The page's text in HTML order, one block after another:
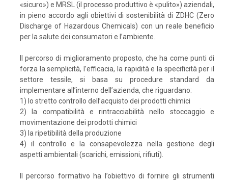
«sicuro») e MRSL (il processo produttivo è «pulito») aziendali,
in pieno accordo agli obiettivi di sostenibilità di ZDHC (Zero
Discharge of Hazardous Chemicals) con un reale beneficio
per la salute dei consumatori e l’ambiente.
Il percorso di miglioramento proposto, che ha come punti di
forza la semplicità, l’efficacia, la rapidità e la specificità per il
settore tessile, si basa su procedure standard da
implementare all’interno dell’azienda, che riguardano:
1) lo stretto controllo dell’acquisto dei prodotti chimici
2) la compatibilità e rintracciabilità nello stoccaggio e
movimentazione dei prodotti chimici
3) la ripetibilità della produzione
4) il controllo e la consapevolezza nella gestione degli
aspetti ambientali (scarichi, emissioni, rifiuti).
Il percorso formativo ha l’obiettivo di fornire gli strumenti